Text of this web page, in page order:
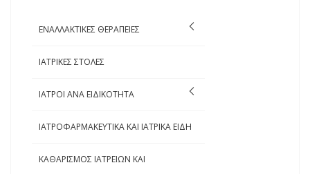
ΕΝΑΛΛΑΚΤΙΚΕΣ ΘΕΡΑΠΕΙΕΣ
ΙΑΤΡΙΚΕΣ ΣΤΟΛΕΣ
ΙΑΤΡΟΙ ΑΝΑ ΕΙΔΙΚΟΤΗΤΑ
ΙΑΤΡΟΦΑΡΜΑΚΕΥΤΙΚΑ ΚΑΙ ΙΑΤΡΙΚΑ ΕΙΔΗ
ΚΑΘΑΡΙΣΜΟΣ ΙΑΤΡΕΙΩΝ ΚΑΙ